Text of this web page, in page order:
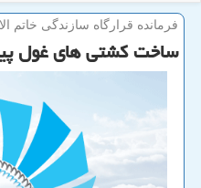
فرمانده قرارگاه سازندگی خاتم
ساخت كشتی های غول